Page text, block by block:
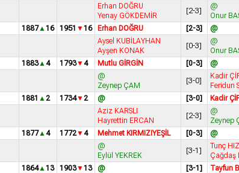
Erhan DOĞRU
Yenay GÖKDEMİR
[2-3]
Onur
1887 16 1951 16 Erhan DOĞRU [2-3] @
Aysel KUBİLAYHAN
Ayşen KONAK
[0-3]
Onur
1883 4 1793 4 Mutlu GİRGİN [0-3] @
Zeynep ÇAM
[3-0]
Kadir
Feridun
1881 2 1734 2 @ [3-0] Kadir
Aziz KARSLI
Hayrettin ERCAN
[2-3]
Zeynep
1877 4 1772 4 Mehmet KIRMIZIYEŞİL [0-3] @
Eylül YEKREK
[3-1]
Tunç
Çağdaş
1864 13 1903 13 @ [3-1] Tayfun